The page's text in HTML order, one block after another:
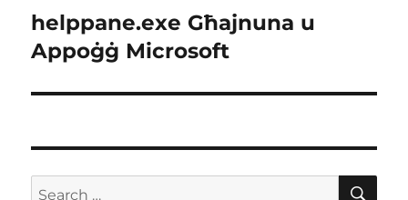
Next
post:
helppane.exe Għajnuna u
Appoġġ Microsoft
Search